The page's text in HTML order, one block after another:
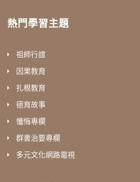
熱門學習主題
祖師行誼
因果教育
扎根教育
德育故事
懺悔專欄
群書治要專欄
多元文化網路電視